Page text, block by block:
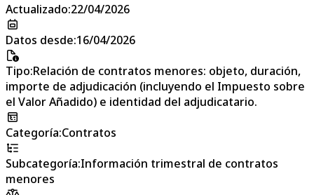
Actualizado:22/04/2026
Datos desde:16/04/2026
Tipo:Relación de contratos menores: objeto, duración,
importe de adjudicación (incluyendo el Impuesto sobre
el Valor Añadido) e identidad del adjudicatario.
Categoría:Contratos
Subcategoría:Información trimestral de contratos
menores